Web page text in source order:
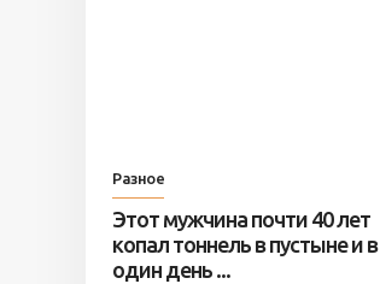
Разное
Этот мужчина почти 40 лет
копал тоннель в пустыне и в
один день ...